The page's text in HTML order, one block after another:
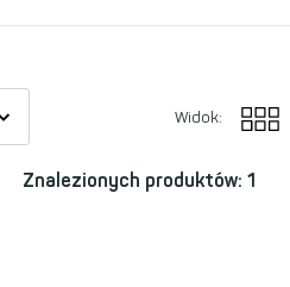
Widok:
Znalezionych produktów: 1